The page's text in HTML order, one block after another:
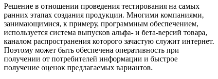
Решение в отношении проведения тестирования на самых
ранних этапах создания продукции. Многими компаниями,
занимающимися, к примеру, программным обеспечением,
используется система выпусков альфа- и бета-версий товара,
каналом распространения которого зачастую служит интернет.
Поэтому может быть обеспечена оперативность при
получении от потребителей информации и быстрое
получение оценок предлагаемых вариантов.